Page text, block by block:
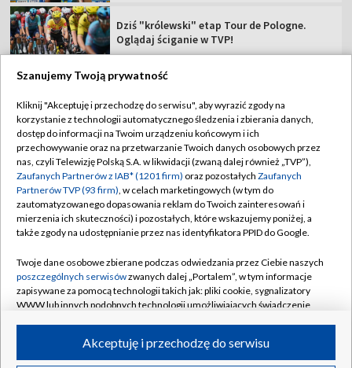
Dziś "królewski" etap Tour de Pologne.
Oglądaj ściganie w TVP!
TVP
Abonament TVP
Sklep TVP
Biuro Reklamy
Oferta Handlowa
Emisja w TVP
Rada Programowa
Ogłoszenia przetargowe
Akademia Telewizyjna
Regulamin TVP
Polityka prywatności
Moje zgody
Biuro reklamy
Kanały
©2026 Telewizja Polska Spółka Akcyjna w likwidacji
Szanujemy Twoją prywatność
Kliknij "Akceptuję i przechodzę do serwisu", aby wyrazić zgody na
korzystanie z technologii automatycznego śledzenia i zbierania danych,
dostęp do informacji na Twoim urządzeniu końcowym i ich
przechowywanie oraz na przetwarzanie Twoich danych osobowych przez
nas, czyli Telewizję Polską S.A. w likwidacji (zwaną dalej również „TVP”),
Zaufanych Partnerów z IAB* (1201 firm) oraz pozostałych Zaufanych
Partnerów TVP (93 firm), w celach marketingowych (w tym do
zautomatyzowanego dopasowania reklam do Twoich zainteresowań i
mierzenia ich skuteczności) i pozostałych, które wskazujemy poniżej, a
także zgody na udostępnianie przez nas identyfikatora PPID do Google.
Twoje dane osobowe zbierane podczas odwiedzania przez Ciebie naszych
poszczególnych serwisówzwanych dalej „Portalem”, w tym informacje
zapisywane za pomocą technologii takich jak: pliki cookie, sygnalizatory
WWW lub innych podobnych technologii umożliwiających świadczenie
ruchu w Internecie.Akceptuję i przechodzę do serwisu